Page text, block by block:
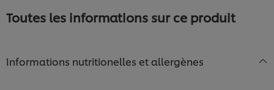
Toutes les informations sur ce produit
Informations nutritionelles et allergènes